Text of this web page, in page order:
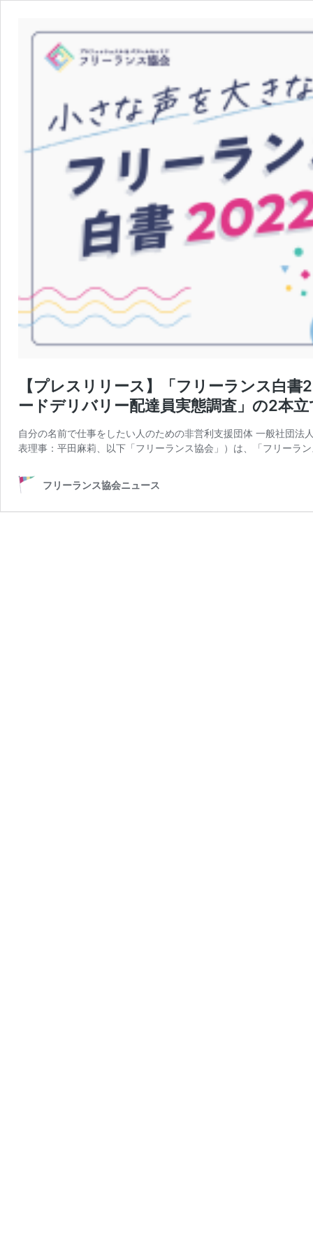
【プレスリリース】「フリーランス白
ードデリバリー配達員実態調査」の2本⽴
自分の名前で仕事をしたい人のための非営利支援団体 一般社団
表理事：平田麻莉、以下「フリーランス協会」）は、「フリー
フリーランス協会ニュース